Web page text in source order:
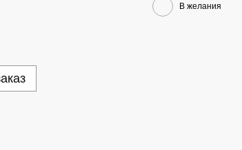
В желания